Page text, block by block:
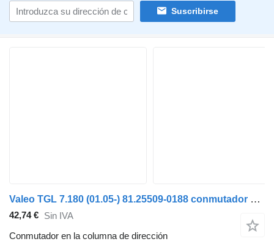
Suscribirse
Valeo TGL 7.180 (01.05-) 81.25509-0188 conmutador en la columna de dirección para MAN TGL, TGM, TGS, TGX (2005-2021) cabeza tractora
42,74 € Sin IVA
Conmutador en la columna de dirección